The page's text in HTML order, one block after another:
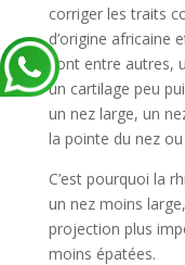
corriger les traits
d’origine africaine
sont entre autres,
un cartilage peu
un nez large, un
la pointe du nez
C’est pourquoi la
un nez moins
projection plus
moins épatées.